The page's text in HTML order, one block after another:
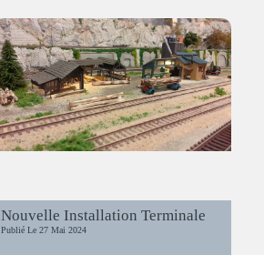
Nouvelle Installation Terminale
Publié Le27 Mai 2024